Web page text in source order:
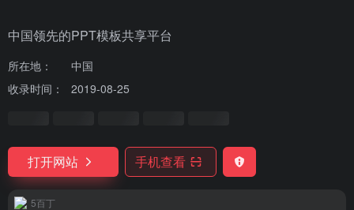
中国领先的PPT模板共享平台
所在地：
中国
收录时间：
2019-08-25
打开网站 手机查看
5百丁